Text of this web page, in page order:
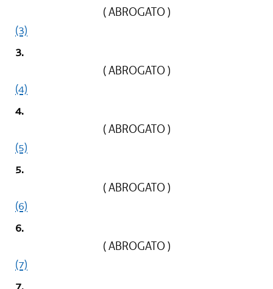
( ABROGATO )
(3)
3.
( ABROGATO )
(4)
4.
( ABROGATO )
(5)
5.
( ABROGATO )
(6)
6.
( ABROGATO )
(7)